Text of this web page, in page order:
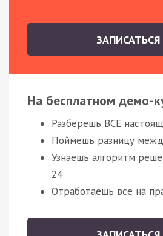
ЗАПИСАТЬСЯ
На бесплатном демо-
Разберешь ВСЕ
Поймешь разницу
Узнаешь алгоритм
24
Отработаешь все на